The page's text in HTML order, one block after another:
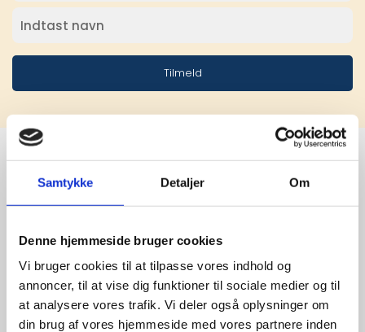
Samtykke Detaljer Om
Denne hjemmeside bruger cookies
Vi bruger cookies til at tilpasse vores indhold og
annoncer, til at vise dig funktioner til sociale medier og til
at analysere vores trafik. Vi deler også oplysninger om
din brug af vores hjemmeside med vores partnere inden
Tilmeld
Stærke
leverandører
giver større
udvalg